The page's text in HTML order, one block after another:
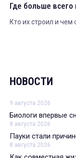
Где больше
Кто их строил и чем
НОВОСТИ
9 августа 2026
Биологи впервые
8 августа 2026
Пауки стали
8 августа 2026